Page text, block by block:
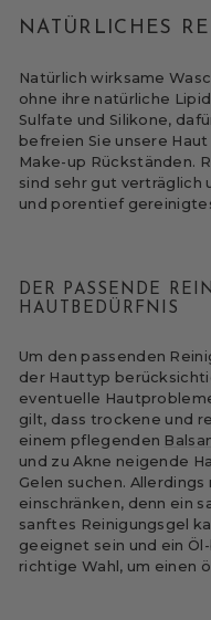
NATÜRLICHES
Natürlich wirksame
ohne ihre natürliche
Sulfate und Silikone,
befreien Sie unsere
Make-up Rückständen.
sind sehr gut verträglich
und porentief
DER PASSENDE
HAUTBEDÜRFNIS
Um den passenden
der Hauttyp
eventuelle
gilt, dass trockene und
einem pflegenden
und zu Akne neigende
Gelen suchen.
einschränken, denn ein
sanftes Reinigungsgel
geeignet sein und ein
richtige Wahl, um einen